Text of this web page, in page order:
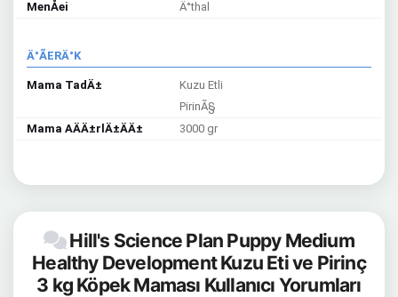
MenÅei
Ä°thal
Ä°ÃERÄ°K
Mama TadÄ±
Kuzu Etli
PirinÃ§
Mama AÄÄ±rlÄ±ÄÄ±
3000 gr
Hill's Science Plan Puppy Medium
Healthy Development Kuzu Eti ve Pirinç
3 kg Köpek Maması Kullanıcı Yorumları